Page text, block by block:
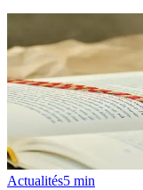
Actualités5 min